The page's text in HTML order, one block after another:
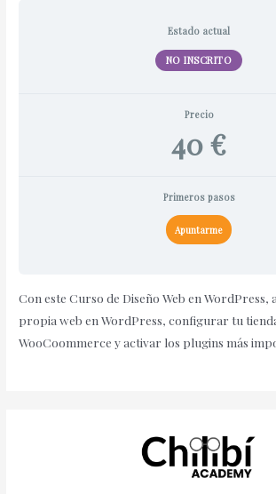
Estado actual
NO INSCRITO
Precio
40 €
Primeros pasos
Apuntarme
Con este Curso de Diseño Web en
propia web en WordPress, configurar tu
WooCoommerce y activar los plugins más